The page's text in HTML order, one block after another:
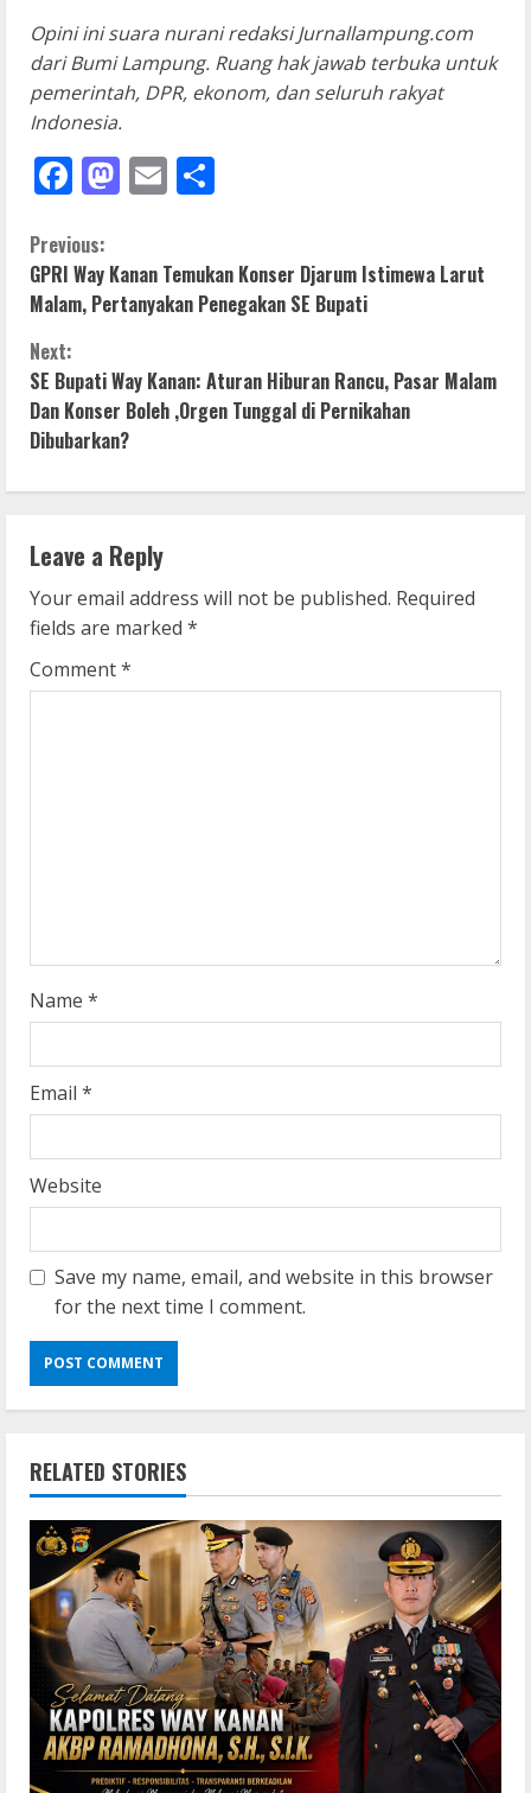
Opini ini suara nurani redaksi Jurnallampung.com
dari Bumi Lampung. Ruang hak jawab terbuka untuk
pemerintah, DPR, ekonom, dan seluruh rakyat
Indonesia.
Facebook
Mastodon
Email
C
o
n
t
i
n
u
e
R
e
g
Previous:
GPRI Way Kanan Temukan Konser Djarum Istimewa Larut
Malam, Pertanyakan Penegakan SE Bupati
Next:
SE Bupati Way Kanan: Aturan Hiburan Rancu, Pasar Malam
Dan Konser Boleh ,Orgen Tunggal di Pernikahan
Dibubarkan?
Leave a Reply
Your email address will not be published. Required
fields are marked *
Comment*
Name *
Email *
Website
Save my name, email, and website in this browser
for the next time I comment.
RELATED STORIES